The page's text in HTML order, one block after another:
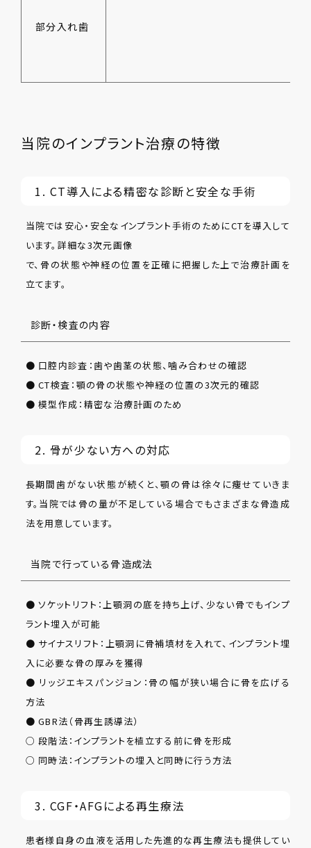
部分入れ歯
当院のインプラント治療の特徴
1. CT導入による精密な診断と安全な手術
当院では安心・安全なインプラント手術のためにCTを導入して
います。詳細な3次元画像
で、骨の状態や神経の位置を正確に把握した上で治療計画を
立てます。
診断・検査の内容
● 口腔内診査：歯や歯茎の状態、噛み合わせの確認
● CT検査：顎の骨の状態や神経の位置の3次元的確認
● 模型作成：精密な治療計画のため
2. 骨が少ない方への対応
長期間歯がない状態が続くと、顎の骨は徐々に痩せていきま
す。当院では骨の量が不足している場合でもさまざまな骨造成
法を用意しています。
当院で行っている骨造成法
● ソケットリフト：上顎洞の底を持ち上げ、少ない骨でもインプ
ラント埋入が可能
● サイナスリフト：上顎洞に骨補填材を入れて、インプラント埋
入に必要な骨の厚みを獲得
● リッジエキスパンジョン：骨の幅が狭い場合に骨を広げる
方法
● GBR法（骨再生誘導法）
○ 段階法：インプラントを植立する前に骨を形成
○ 同時法：インプラントの埋入と同時に行う方法
3. CGF・AFGによる再生療法
患者様自身の血液を活用した先進的な再生療法も提供してい